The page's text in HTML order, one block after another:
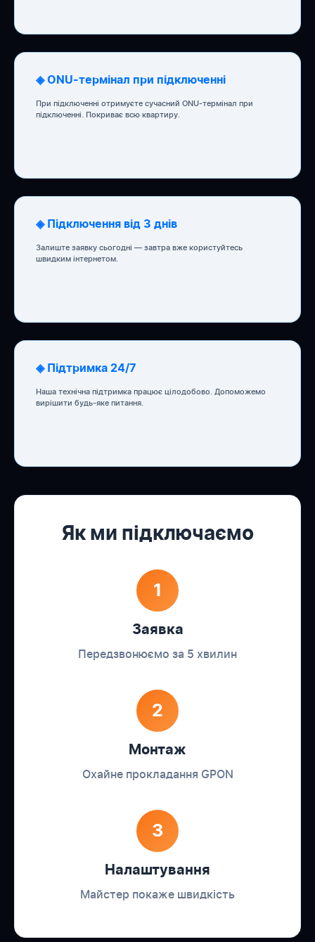
◈ ONU-термінал при підключенні
При підключенні отримуєте сучасний ONU-термінал при
підключенні. Покриває всю квартиру.
◈ Підключення від 3 днів
Залиште заявку сьогодні — завтра вже користуйтесь
швидким інтернетом.
◈ Підтримка 24/7
Наша технічна підтримка працює цілодобово. Допоможемо
вирішити будь-яке питання.
Як ми підключаємо
1
Заявка
Передзвонюємо за 5 хвилин
2
Монтаж
Охайне прокладання GPON
3
Налаштування
Майстер покаже швидкість